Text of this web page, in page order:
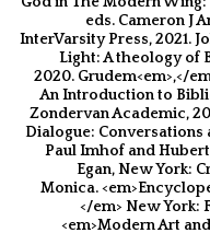
eds. Cameron J
InterVarsity Press, 2021.
Light: A theology of
2020. Grudem<em>,</
An Introduction to
Zondervan Academic,
Dialogue: Conversations
Paul Imhof and
Egan, New York:
Monica.
</em> New York:
<em>Modern Art